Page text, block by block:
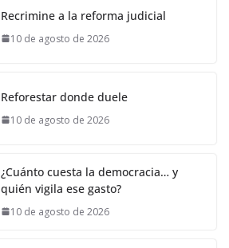
Recrimine a la reforma judicial
10 de agosto de 2026
Reforestar donde duele
10 de agosto de 2026
¿Cuánto cuesta la democracia… y
quién vigila ese gasto?
10 de agosto de 2026